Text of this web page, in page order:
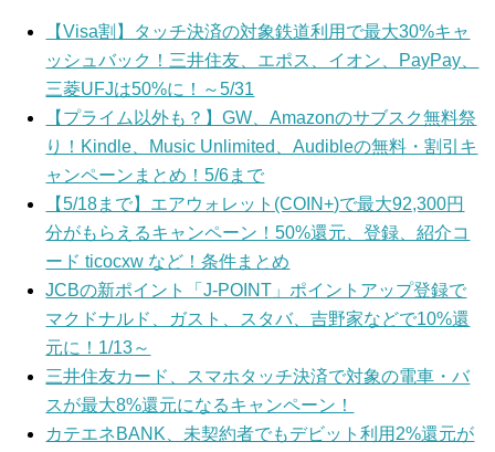
【Visa割】タッチ決済の対象鉄道利用で最大30%キャ
ッシュバック！三井住友、エポス、イオン、PayPay、
三菱UFJは50%に！～5/31
【プライム以外も？】GW、Amazonのサブスク無料祭
り！Kindle、Music Unlimited、Audibleの無料・割引キ
ャンペーンまとめ！5/6まで
【5/18まで】エアウォレット(COIN+)で最大92,300円
分がもらえるキャンペーン！50%還元、登録、紹介コ
ード ticocxw など！条件まとめ
JCBの新ポイント「J-POINT」ポイントアップ登録で
マクドナルド、ガスト、スタバ、吉野家などで10%還
元に！1/13～
三井住友カード、スマホタッチ決済で対象の電車・バ
スが最大8%還元になるキャンペーン！
カテエネBANK、未契約者でもデビット利用2%還元が